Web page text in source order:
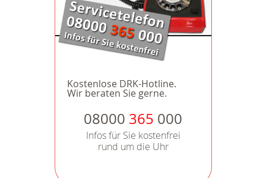
Kostenlose DRK-Hotline.
Wir beraten Sie gerne.
08000 365 000
Infos für Sie kostenfrei
rund um die Uhr